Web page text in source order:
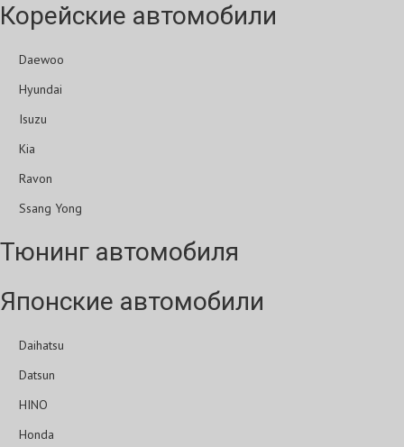
Корейские автомобили
Daewoo
Hyundai
Isuzu
Kia
Ravon
Ssang Yong
Тюнинг автомобиля
Японские автомобили
Daihatsu
Datsun
HINO
Honda